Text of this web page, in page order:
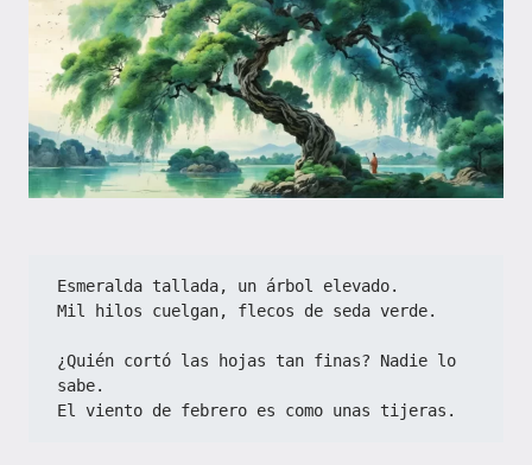
Esmeralda tallada, un árbol elevado.
Mil hilos cuelgan, flecos de seda verde.
¿Quién cortó las hojas tan finas? Nadie lo
sabe.
El viento de febrero es como unas tijeras.